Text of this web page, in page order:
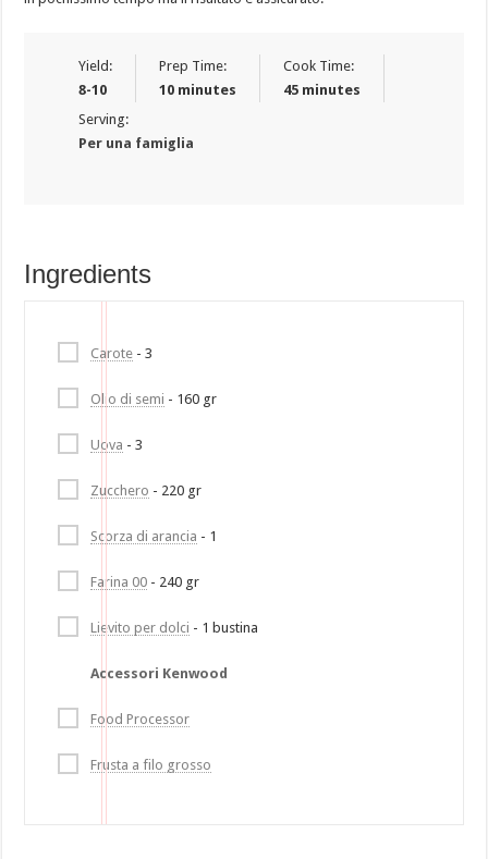
Yield:
8-10
Prep Time:
10 minutes
Cook Time:
45 minutes
Serving:
Per una famiglia
Ingredients
Carote - 3
Olio di semi - 160 gr
Uova - 3
Zucchero - 220 gr
Scorza di arancia - 1
Farina 00 - 240 gr
Lievito per dolci - 1 bustina
Accessori Kenwood
Food Processor
Frusta a filo grosso